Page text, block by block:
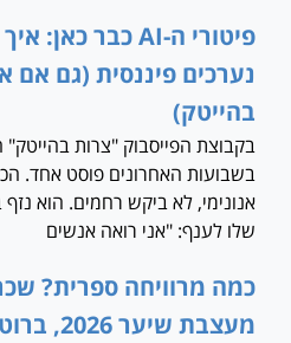
פיטורי ה-AI כבר כאן: איך
נערכים פיננסית (גם אם
בהייטק)
בקבוצת הפייסבוק "צרות
בשבועות האחרונים פוסט אחד.
אנונימי, לא ביקש רחמים. הוא
שלו לענף: "אני רואה אנשים
כמה מרוויחה ספרית?
מעצבת שיער 2026, ברוטו ונטו